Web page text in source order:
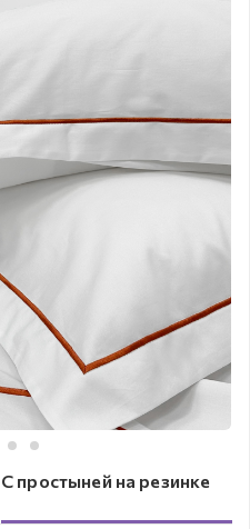
С простыней на резинке